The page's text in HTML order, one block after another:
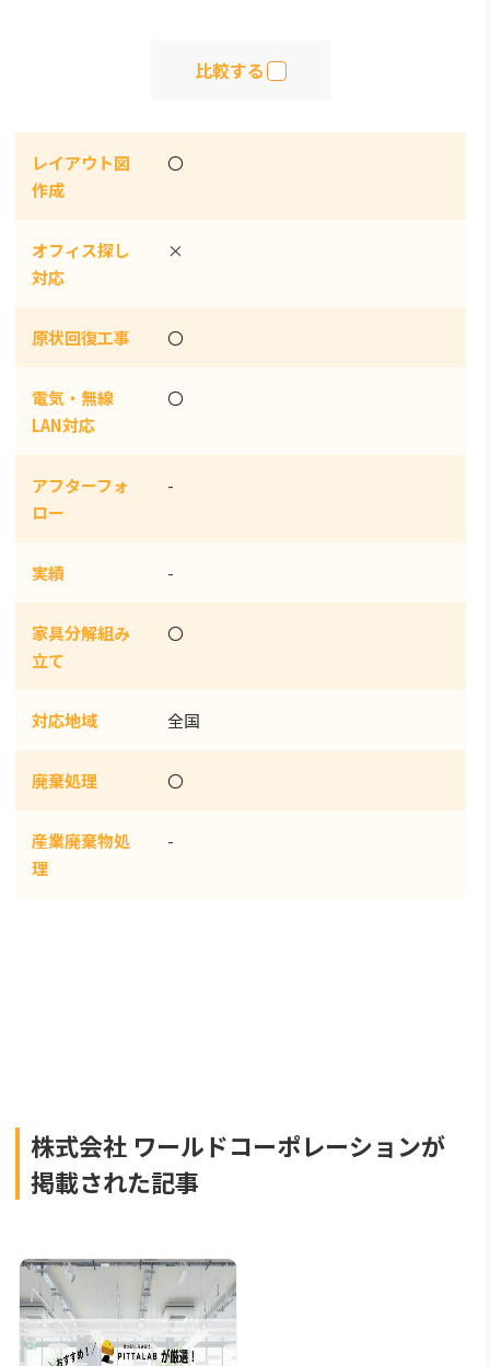
比較する
レイアウト図
作成
〇
オフィス探し
対応
×
原状回復工事 〇
電気・無線
LAN対応
〇
アフターフォ
ロー
-
実績 -
家具分解組み
立て
〇
対応地域 全国
廃棄処理 〇
産業廃棄物処
理
-
株式会社 ワールドコーポレーションが
掲載された記事